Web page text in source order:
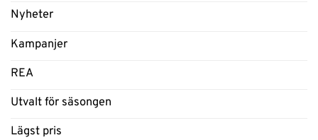
Nyheter
Kampanjer
REA
Utvalt för säsongen
Lägst pris